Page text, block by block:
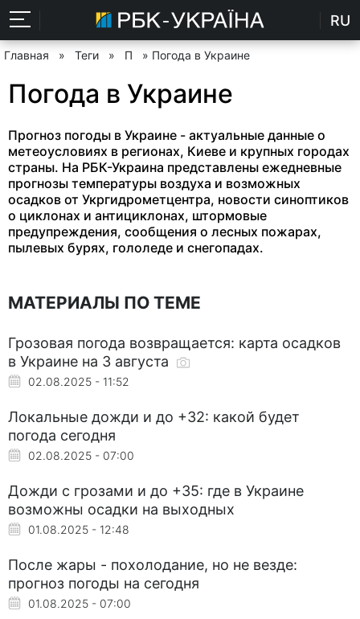
RU
Главная » Теги » П » Погода в Украине
Погода в Украине
Прогноз погоды в Украине - актуальные данные о
метеоусловиях в регионах, Киеве и крупных городах
страны. На РБК-Украина представлены ежедневные
прогнозы температуры воздуха и возможных
осадков от Укргидрометцентра, новости синоптиков
о циклонах и антициклонах, штормовые
предупреждения, сообщения о лесных пожарах,
пылевых бурях, гололеде и снегопадах.
МАТЕРИАЛЫ ПО ТЕМЕ
Грозовая погода возвращается: карта осадков
в Украине на 3 августа
02.08.2025 - 11:52
Локальные дожди и до +32: какой будет
погода сегодня
02.08.2025 - 07:00
Дожди с грозами и до +35: где в Украине
возможны осадки на выходных
01.08.2025 - 12:48
После жары - похолодание, но не везде:
прогноз погоды на сегодня
01.08.2025 - 07:00